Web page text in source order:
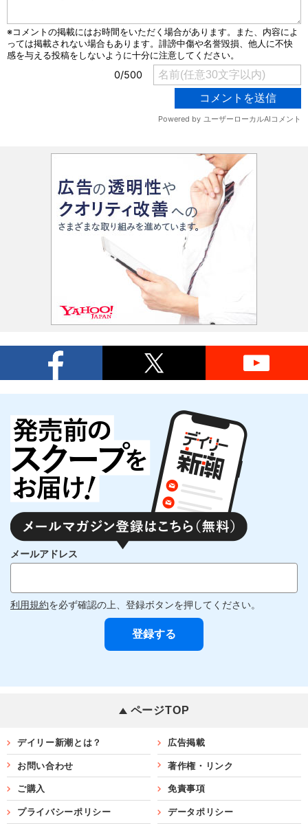
メールアドレス
利用規約を必ず確認の上、登録ボタンを押してください。
ページTOP
デイリー新潮とは？ 広告掲載
お問い合わせ 著作権・リンク
ご購入 免責事項
プライバシーポリシー データポリシー